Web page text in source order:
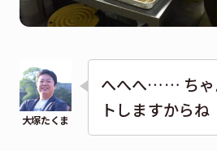
へへへ…… ちゃ
トしますからね